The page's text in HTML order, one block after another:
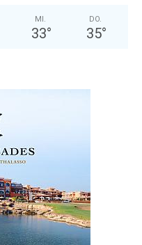
MI.
33°
DO.
35°